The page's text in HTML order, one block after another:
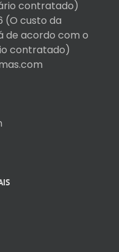
contratado)
(O custo da
de acordo com o
contratado)